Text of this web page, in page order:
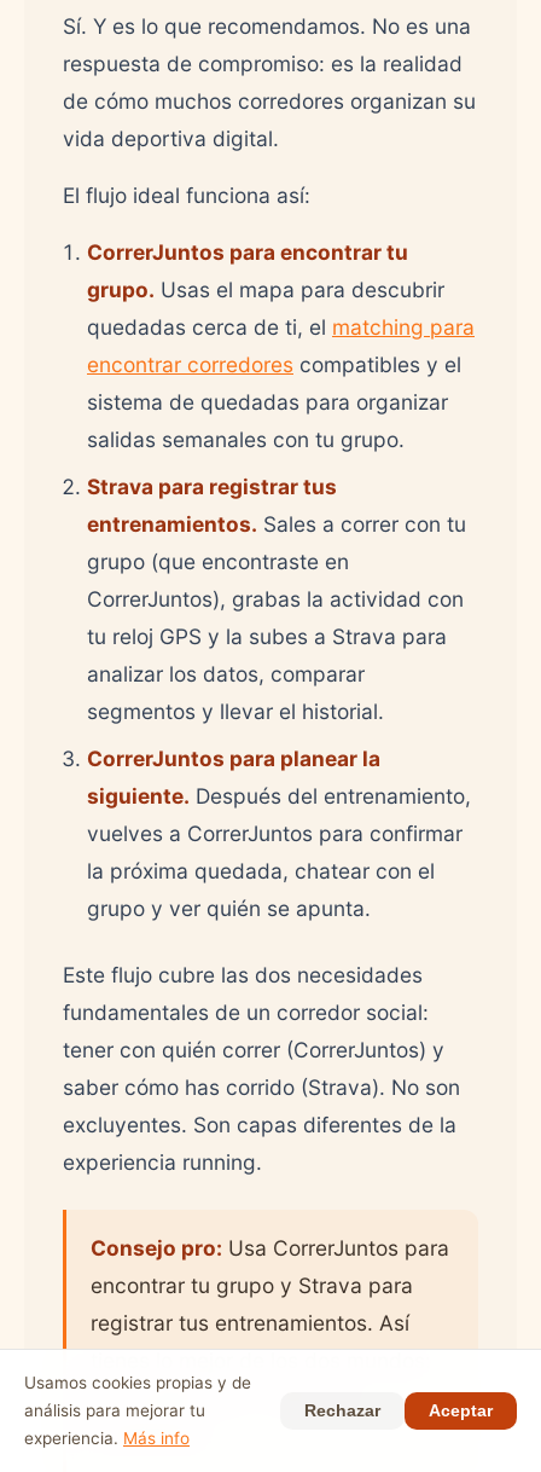
Sí. Y es lo que recomendamos. No es una
respuesta de compromiso: es la realidad
de cómo muchos corredores organizan su
vida deportiva digital.
El flujo ideal funciona así:
CorrerJuntos para encontrar tu
grupo. Usas el mapa para descubrir
quedadas cerca de ti, el matching para
encontrar corredores compatibles y el
sistema de quedadas para organizar
salidas semanales con tu grupo.
Strava para registrar tus
entrenamientos. Sales a correr con tu
grupo (que encontraste en
CorrerJuntos), grabas la actividad con
tu reloj GPS y la subes a Strava para
analizar los datos, comparar
segmentos y llevar el historial.
CorrerJuntos para planear la
siguiente. Después del entrenamiento,
vuelves a CorrerJuntos para confirmar
la próxima quedada, chatear con el
grupo y ver quién se apunta.
Este flujo cubre las dos necesidades
fundamentales de un corredor social:
tener con quién correr (CorrerJuntos) y
saber cómo has corrido (Strava). No son
excluyentes. Son capas diferentes de la
experiencia running.
Consejo pro: Usa CorrerJuntos para
encontrar tu grupo y Strava para
registrar tus entrenamientos. Así
comunidad real + datos de
rendimiento.
Usamos cookies propias y de
análisis para mejorar tu
experiencia. Más info
Rechazar Aceptar